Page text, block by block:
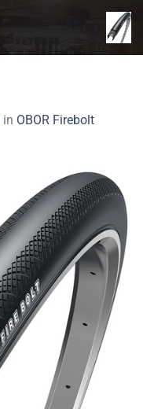
in OBOR Firebolt